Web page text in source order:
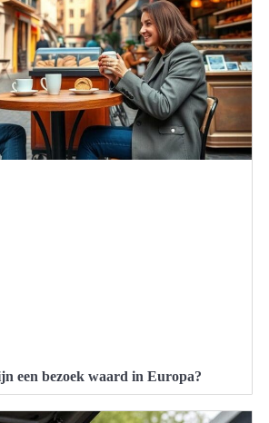
een bezoek waard in Europa?